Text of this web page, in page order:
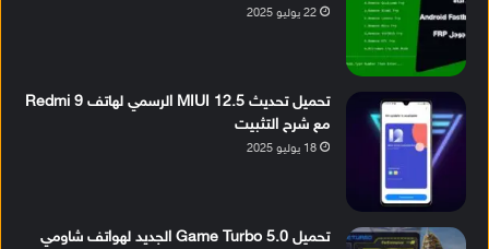
22 يوليو 2025
تحميل تحديث MIUI 12.5 الرسمي لهاتف Redmi 9
مع شرح التثبيت
18 يوليو 2025
تحميل Game Turbo 5.0 الجديد لهواتف شاومي